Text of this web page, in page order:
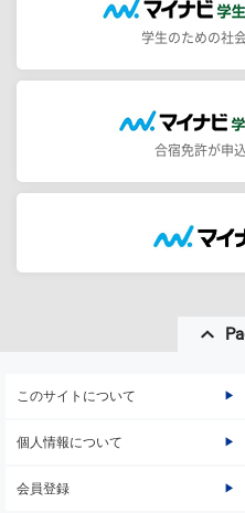
学生のための社
合宿免許が申
このサイトについて
個人情報について
会員登録